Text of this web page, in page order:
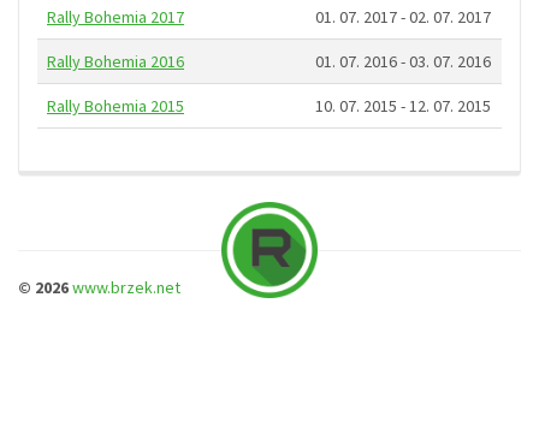
Rally Bohemia 2017 01. 07. 2017 - 02. 07. 2017
Rally Bohemia 2016 01. 07. 2016 - 03. 07. 2016
Rally Bohemia 2015 10. 07. 2015 - 12. 07. 2015
© 2026www.brzek.net